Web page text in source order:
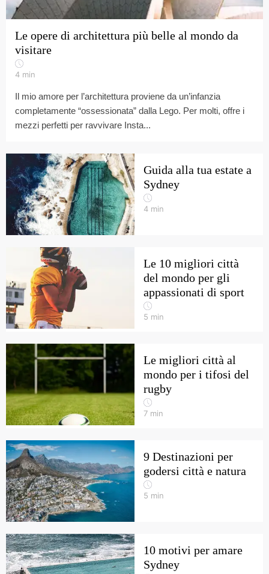
Le opere di architettura più belle al mondo da
visitare
4 min
Il mio amore per l’architettura proviene da un’infanzia
completamente “ossessionata” dalla Lego. Per molti, offre i
mezzi perfetti per ravvivare Insta...
Guida alla tua estate a
Sydney
4 min
Le 10 migliori città
del mondo per gli
appassionati di sport
5 min
Le migliori città al
mondo per i tifosi del
rugby
7 min
9 Destinazioni per
godersi città e natura
5 min
10 motivi per amare
Sydney